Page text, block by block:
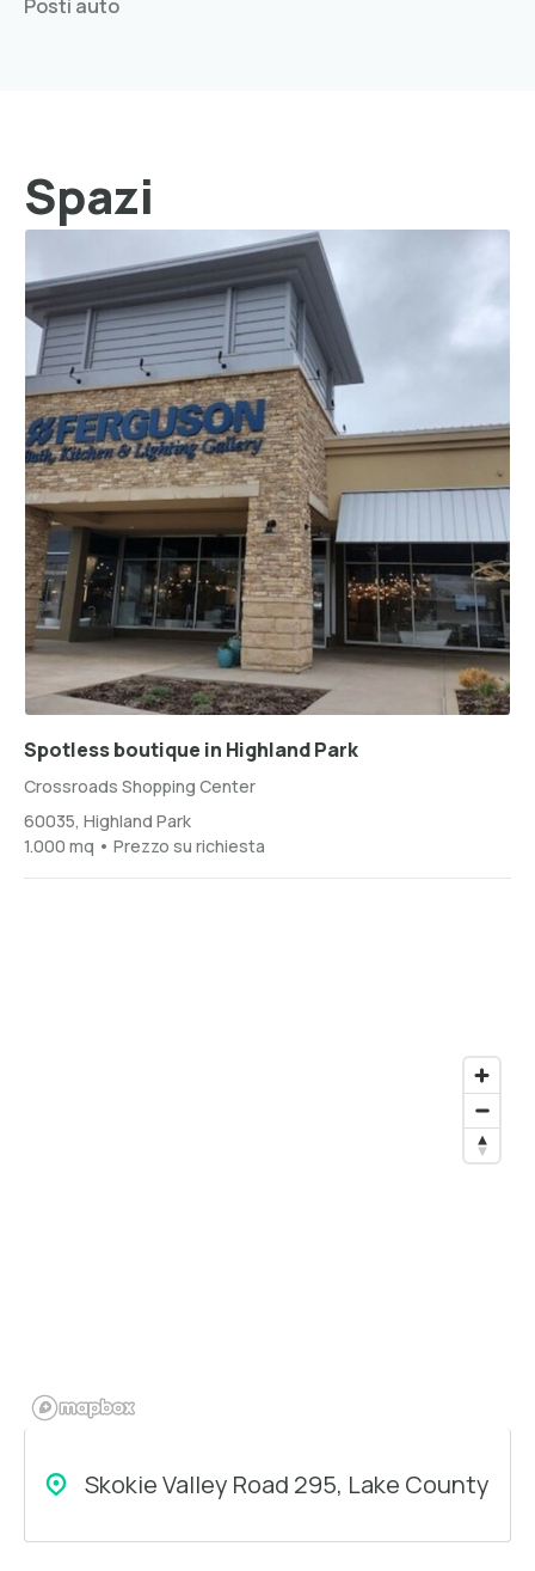
Posti auto
Spazi
Spotless boutique in Highland Park
Crossroads Shopping Center
60035, Highland Park
1.000 mq • Prezzo su richiesta
Skokie Valley Road 295, Lake County